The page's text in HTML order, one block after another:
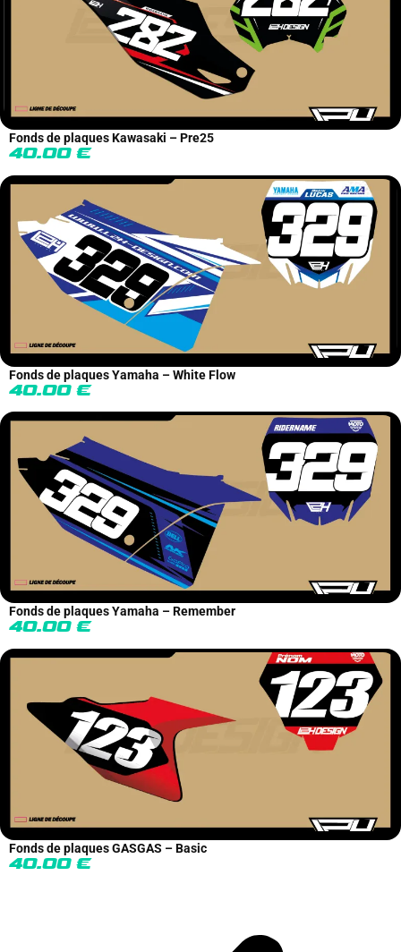
Fonds de plaques Kawasaki – Pre25
40.00 €
Fonds de plaques Yamaha – White Flow
40.00 €
Fonds de plaques Yamaha – Remember
40.00 €
Fonds de plaques GASGAS – Basic
40.00 €